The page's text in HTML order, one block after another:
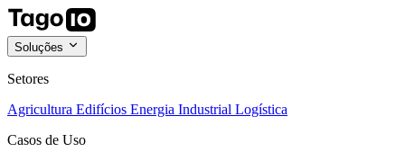
Soluções
Setores
Agricultura Edifícios Energia Industrial Logística
Casos de Uso